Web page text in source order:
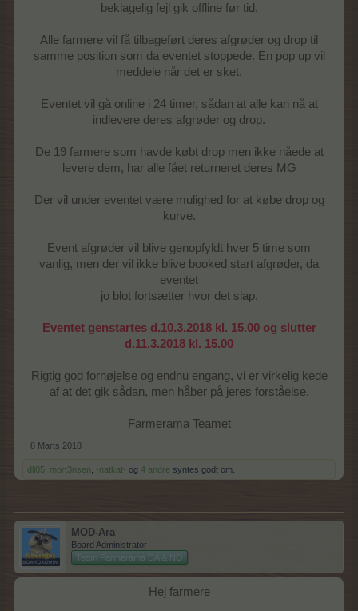
beklagelig fejl gik offline før tid.
Alle farmere vil få tilbageført deres afgrøder og drop til
samme position som da eventet stoppede. En pop up vil
meddele når det er sket.
Eventet vil gå online i 24 timer, sådan at alle kan nå at
indlevere deres afgrøder og drop.
De 19 farmere som havde købt drop men ikke nåede at
levere dem, har alle fået returneret deres MG
Der vil under eventet være mulighed for at købe drop og
kurve.
Event afgrøder vil blive genopfyldt hver 5 time som
vanlig, men der vil ikke blive booked start afgrøder, da
eventet
jo blot fortsætter hvor det slap.
Eventet genstartes d.10.3.2018 kl. 15.00 og slutter
d.11.3.2018 kl. 15.00
Rigtig god fornøjelse og endnu engang, vi er virkelig kede
af at det gik sådan, men håber på jeres forståelse.
Farmerama Teamet​
8 Marts 2018
dli05 mort3nsen -natkat- og 4 andre syntes godt om.
MOD-Ara
Board Administrator
Team Farmerama DA & NO
Hej farmere